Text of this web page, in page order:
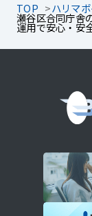
TOP ハリマ
瀬谷区合同庁舎
運用で安心・安